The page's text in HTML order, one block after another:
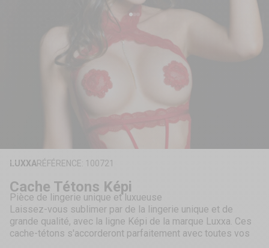
SUR
Aller à l'élément 1
Aller à l'élément 2
Aller à l'élément 3
LUXXARÉFÉRENCE: 100721
Cache Tétons Képi
Pièce de lingerie unique et luxueuse
Laissez-vous sublimer par de la lingerie unique et de
grande qualité, avec la ligne Képi de la marque Luxxa. Ces
cache-tétons s'accorderont parfaitement avec toutes vos